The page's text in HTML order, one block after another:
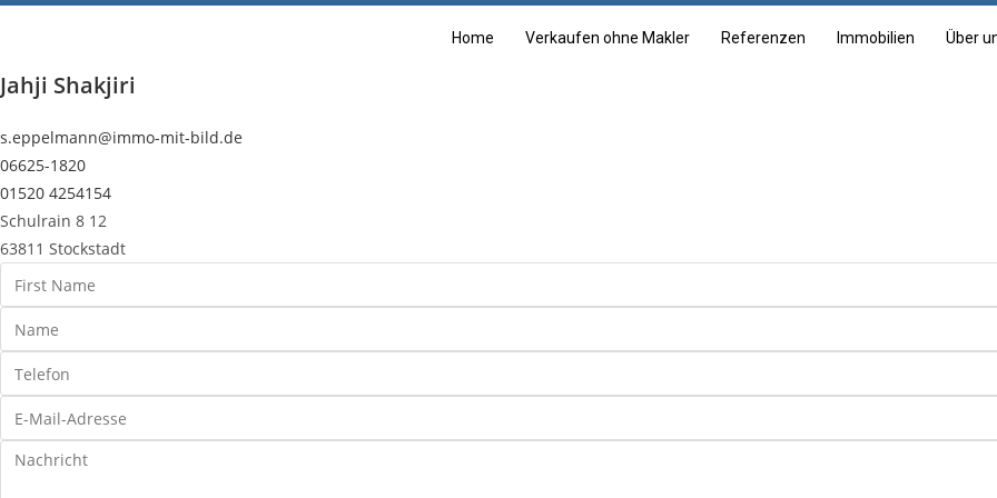
Home Verkaufen ohne Makler Referenzen Immobilien Über
Jahji Shakjiri
s.eppelmann@immo-mit-bild.de
06625-1820
01520 4254154
Schulrain 8 12
63811 Stockstadt